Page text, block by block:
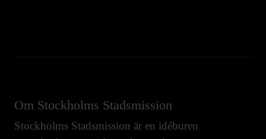
Om Stockholms Stadsmission
Stockholms Stadsmission är en idéburen